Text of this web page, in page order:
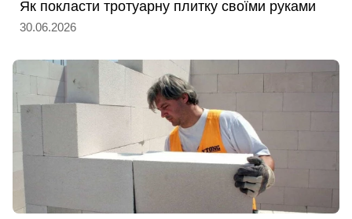
Як покласти тротуарну плитку своїми руками
30.06.2026